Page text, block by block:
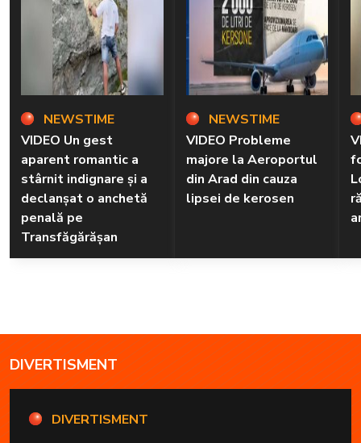
NEWSTIME
VIDEO Un gest
aparent romantic a
stârnit indignare și a
declanșat o anchetă
penală pe
Transfăgărășan
NEWSTIME
VIDEO Probleme
majore la Aeroportul
din Arad din cauza
lipsei de kerosen
DIVERTISMENT
DIVERTISMENT